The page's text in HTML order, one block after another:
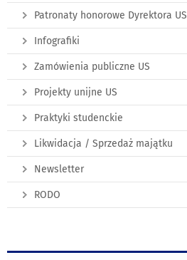
Patronaty honorowe Dyrektora US
Infografiki
Zamówienia publiczne US
Projekty unijne US
Praktyki studenckie
Likwidacja / Sprzedaż majątku
Newsletter
RODO